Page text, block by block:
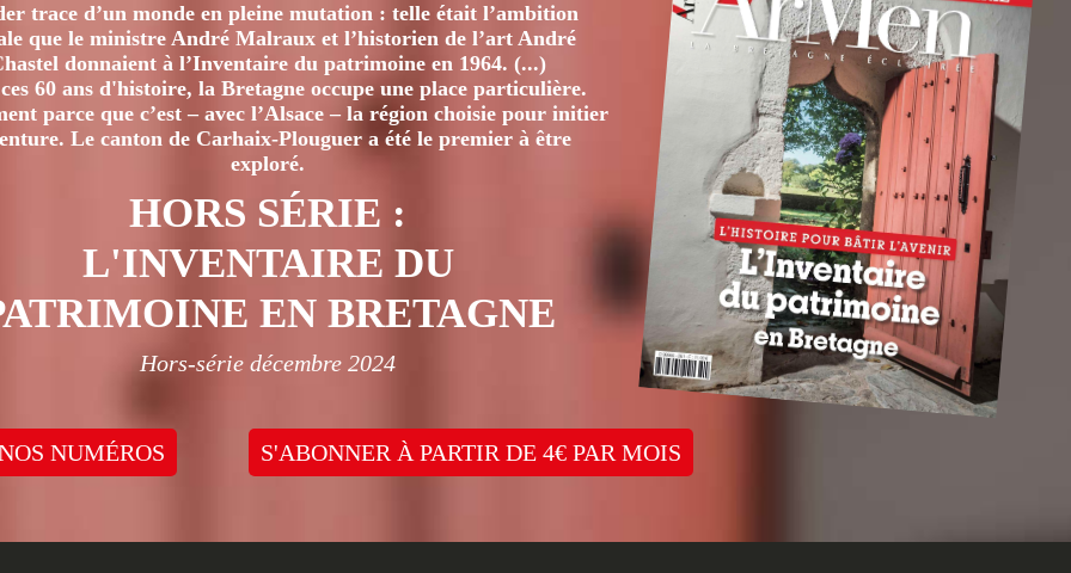
trace d’un monde en pleine mutation : telle était l’ambition
que le ministre André Malraux et l’historien de l’art André
donnaient à l’Inventaire du patrimoine en 1964. (...)
60 ans d'histoire, la Bretagne occupe une place particulière.
parce que c’est – avec l’Alsace – la région choisie pour initier
Le canton de Carhaix-Plouguer a été le premier à être
exploré.
HORS SÉRIE :
L'INVENTAIRE DU
EN BRETAGNE
Hors-série décembre 2024
NUMÉROS S'ABONNER À PARTIR DE 4€ PAR MOIS